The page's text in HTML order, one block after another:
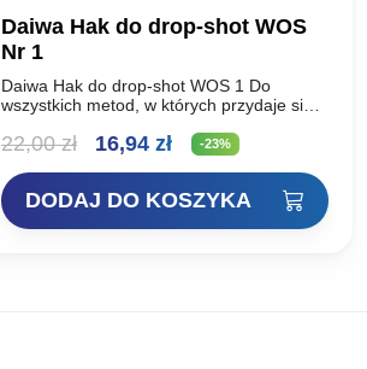
Daiwa Hak do drop-shot WOS
Nr 1
Daiwa Hak do drop-shot WOS 1 Do
wszystkich metod, w których przydaje się
bardziej smukłe przynęty. Ultra ostry dzięki
22,00zł
Pierwotna
cena
wynosiła:
16,94 złAktualna
cena
wynosi:
-23%
DODAJ DO KOSZYKA